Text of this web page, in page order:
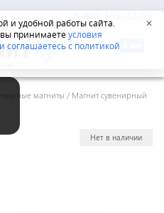
и удобной работы сайта.
принимаетеусловия
соглашаетесь с политикой
✕
8-800-555-42-96
магниты /Магнит сувенирный
Нет в наличии